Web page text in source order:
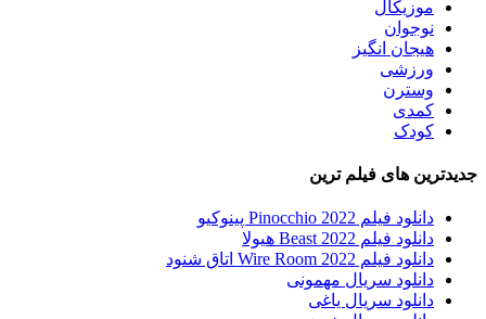
موزیکال
نوجوان
هیجان انگیز
ورزشی
وسترن
کمدی
کودک
جدیدترین های فیلم ترین
دانلود فیلم Pinocchio 2022 پینوکیو
دانلود فیلم Beast 2022 هیولا
دانلود فیلم Wire Room 2022 اتاق شنود
دانلود سریال مهمونی
دانلود سریال یاغی